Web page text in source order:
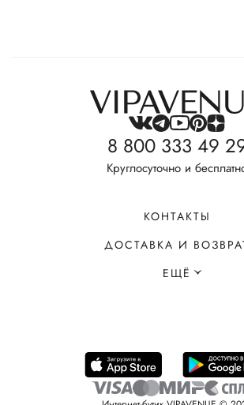
8 800 333 49
Круглосуточно и
КОНТАКТЫ
ДОСТАВКА И
ЕЩЁ